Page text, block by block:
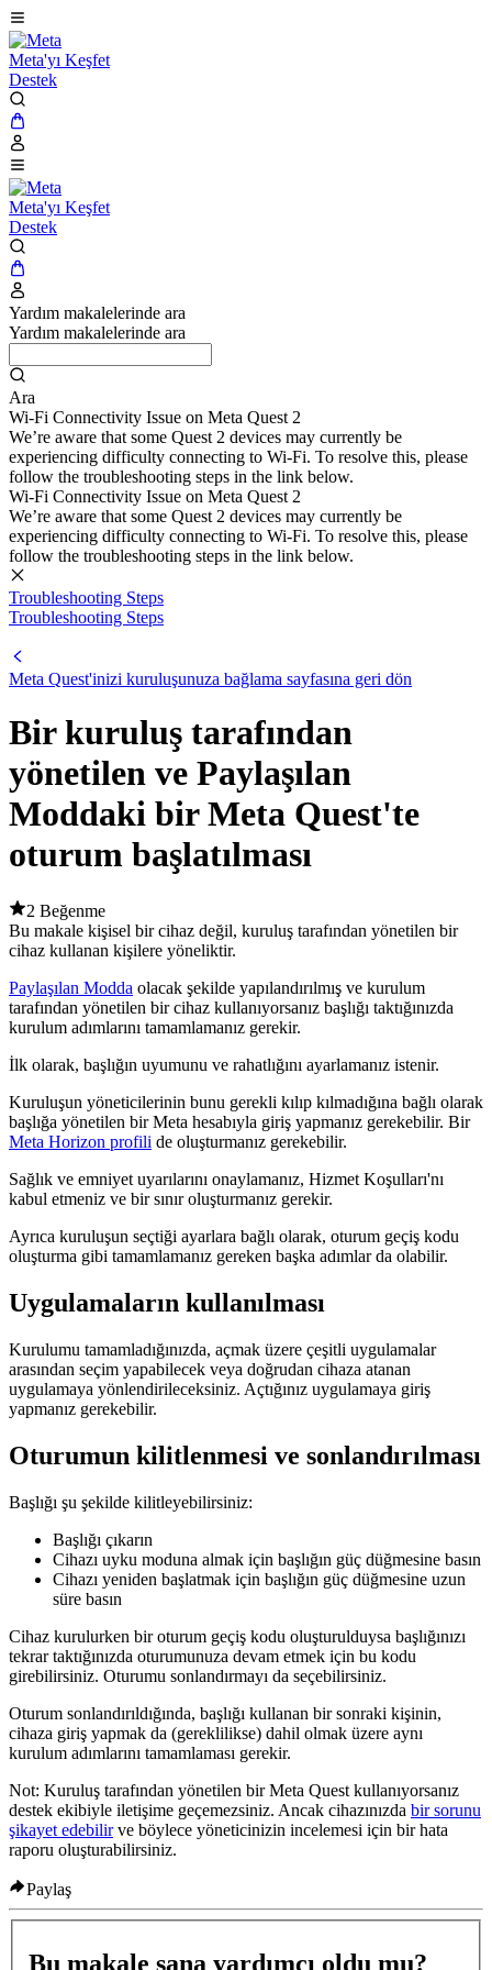
Meta'yı Keşfet
Destek
Meta'yı Keşfet
Destek
Yardım makalelerinde ara
Yardım makalelerinde ara
Ara
Wi-Fi Connectivity Issue on Meta Quest 2
We’re aware that some Quest 2 devices may currently be
experiencing difficulty connecting to Wi-Fi. To resolve this, please
follow the troubleshooting steps in the link below.
Wi-Fi Connectivity Issue on Meta Quest 2
We’re aware that some Quest 2 devices may currently be
experiencing difficulty connecting to Wi-Fi. To resolve this, please
follow the troubleshooting steps in the link below.
Troubleshooting Steps
Troubleshooting Steps
Meta Quest'inizi kuruluşunuza bağlama sayfasına geri dön
Bir kuruluş tarafından
yönetilen ve Paylaşılan
Moddaki bir Meta Quest'te
oturum başlatılması
2 Beğenme
Bu makale kişisel bir cihaz değil, kuruluş tarafından yönetilen bir
cihaz kullanan kişilere yöneliktir.
Paylaşılan Modda olacak şekilde yapılandırılmış ve kurulum
tarafından yönetilen bir cihaz kullanıyorsanız başlığı taktığınızda
kurulum adımlarını tamamlamanız gerekir.
İlk olarak, başlığın uyumunu ve rahatlığını ayarlamanız istenir.
Kuruluşun yöneticilerinin bunu gerekli kılıp kılmadığına bağlı olarak
başlığa yönetilen bir Meta hesabıyla giriş yapmanız gerekebilir. Bir
Meta Horizon profili de oluşturmanız gerekebilir.
Sağlık ve emniyet uyarılarını onaylamanız, Hizmet Koşulları'nı
kabul etmeniz ve bir sınır oluşturmanız gerekir.
Ayrıca kuruluşun seçtiği ayarlara bağlı olarak, oturum geçiş kodu
oluşturma gibi tamamlamanız gereken başka adımlar da olabilir.
Uygulamaların kullanılması
Kurulumu tamamladığınızda, açmak üzere çeşitli uygulamalar
arasından seçim yapabilecek veya doğrudan cihaza atanan
uygulamaya yönlendirileceksiniz. Açtığınız uygulamaya giriş
yapmanız gerekebilir.
Oturumun kilitlenmesi ve sonlandırılması
Başlığı şu şekilde kilitleyebilirsiniz:
Başlığı çıkarın
Cihazı uyku moduna almak için başlığın güç düğmesine basın
Cihazı yeniden başlatmak için başlığın güç düğmesine uzun
süre basın
Cihaz kurulurken bir oturum geçiş kodu oluşturulduysa başlığınızı
tekrar taktığınızda oturumunuza devam etmek için bu kodu
girebilirsiniz. Oturumu sonlandırmayı da seçebilirsiniz.
Oturum sonlandırıldığında, başlığı kullanan bir sonraki kişinin,
cihaza giriş yapmak da (gereklilikse) dahil olmak üzere aynı
kurulum adımlarını tamamlaması gerekir.
Not: Kuruluş tarafından yönetilen bir Meta Quest kullanıyorsanız
destek ekibiyle iletişime geçemezsiniz. Ancak cihazınızda bir sorunu
şikayet edebilirve böylece yöneticinizin incelemesi için bir hata
raporu oluşturabilirsiniz.
Paylaş
Bu makale sana yardımcı oldu mu?